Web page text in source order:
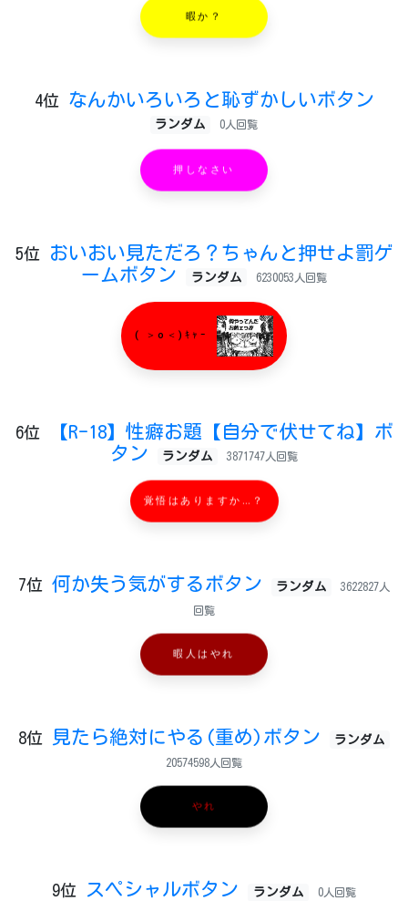
暇か？
4位 なんかいろいろと恥ずかしいボタン
ランダム 0人回覧
押しなさい
5位
おいおい見ただろ？ちゃんと押せよ罰ゲ
ームボタン
ランダム 6230053人回覧
( ＞o＜)ｷｬｰ
6位
【R-18】性癖お題【自分で伏せてね】ボ
タン
ランダム 3871747人回覧
覚悟はありますか…？
7位 何か失う気がするボタン ランダム 3622827人
回覧
暇人はやれ
8位 見たら絶対にやる(重め)ボタン ランダム
20574598人回覧
やれ
9位 スペシャルボタン ランダム 0人回覧